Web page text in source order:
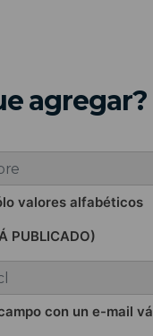
agregar?
valores alfabéticos
PUBLICADO)
con un e-mail